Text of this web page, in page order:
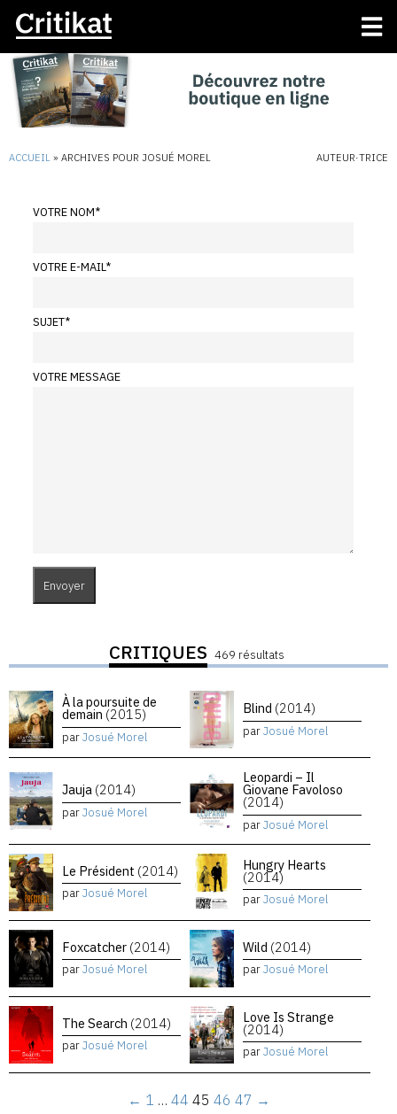
ACCUEIL » ARCHIVES POUR JOSUÉ MOREL AUTEUR·TRICE
VOTRE NOM*
VOTRE E-MAIL*
SUJET*
VOTRE MESSAGE
CRITIQUES 469 résultats
À la poursuite de
demain (2015)
parJosué Morel
Blind (2014)
parJosué Morel
Jauja (2014)
parJosué Morel
Leopardi – Il
Giovane Favoloso
(2014)
parJosué Morel
Le Président (2014)
parJosué Morel
Hungry Hearts
(2014)
parJosué Morel
Foxcatcher (2014)
parJosué Morel
Wild (2014)
parJosué Morel
The Search (2014)
parJosué Morel
Love Is Strange
(2014)
parJosué Morel
← 1 … 44 45 46 47 →